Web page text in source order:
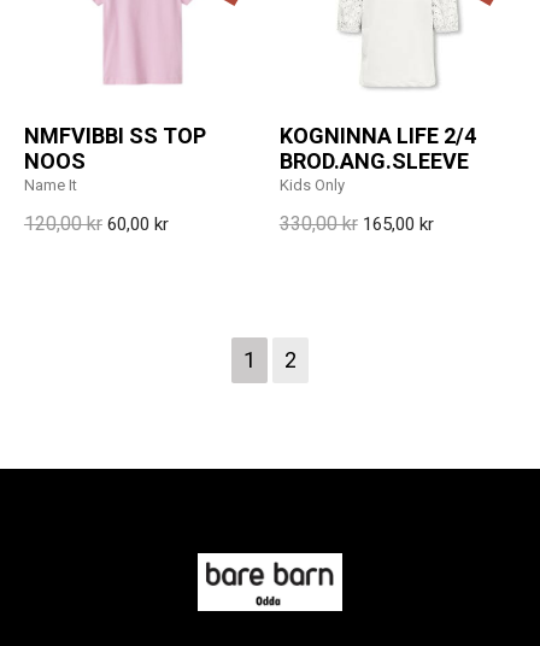
NMFVIBBI SS TOP
NOOS
Name It
120,00 kr 60,00 kr
KOGNINNA LIFE 2/4
BROD.ANG.SLEEVE
Kids Only
330,00 kr 165,00 kr
1 2